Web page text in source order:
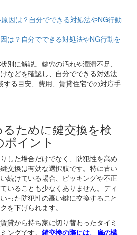
は？自分でできる対処法やNG行動を
別に解説。鍵穴の汚れや潤滑不足、
などを確認し、自分でできる対処法
する目安、費用、賃貸住宅での対応手
ために鍵交換を検
イント
した場合だけでなく、防犯性を高め
交換は有効な選択肢です。特に古い
続けている場合、ピッキングや不正
いることも少なくありません。ディ
った防犯性の高い鍵に交換すること
を下げられます。
貸から持ち家に切り替わったタイミ
ングです。 鍵交換の際には、扉の構